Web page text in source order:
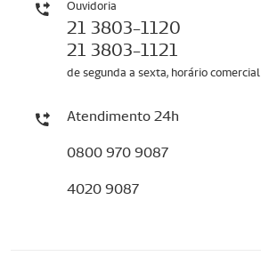
Ouvidoria
21 3803-1120
21 3803-1121
de segunda a sexta, horário comercial
Atendimento 24h
0800 970 9087
4020 9087